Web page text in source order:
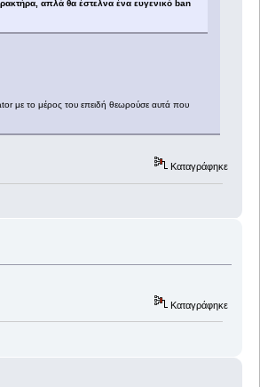
απλά θα έστελνα ένα ευγενικό ban
με το μέρος του επειδή θεωρούσε αυτά που
Καταγράφηκε
Καταγράφηκε